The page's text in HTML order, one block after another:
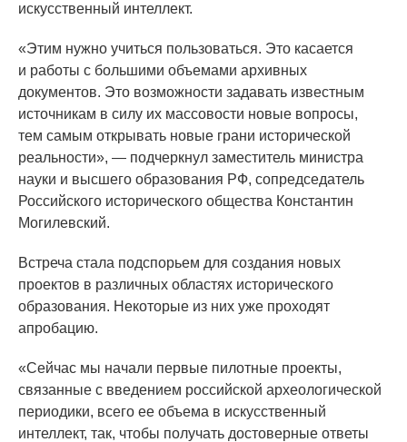
искусственный интеллект.
«Этим нужно учиться пользоваться. Это касается
и работы с большими объемами архивных
документов. Это возможности задавать известным
источникам в силу их массовости новые вопросы,
тем самым открывать новые грани исторической
реальности», — подчеркнул заместитель министра
науки и высшего образования РФ, сопредседатель
Российского исторического общества Константин
Могилевский.
Встреча стала подспорьем для создания новых
проектов в различных областях исторического
образования. Некоторые из них уже проходят
апробацию.
«Сейчас мы начали первые пилотные проекты,
связанные с введением российской археологической
периодики, всего ее объема в искусственный
интеллект, так, чтобы получать достоверные ответы